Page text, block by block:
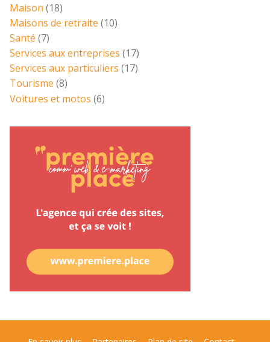
Maison (18)
Maisons de retraite (10)
Santé (7)
Services aux entreprises (17)
Services aux particuliers (17)
Tourisme (8)
Voitures et motos (6)